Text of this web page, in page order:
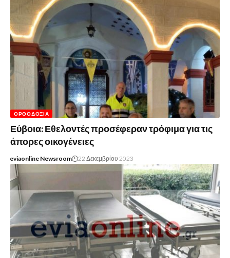
ΟΡΘΟΔΟΞΊΑ
Εύβοια: Εθελοντές προσέφεραν τρόφιμα για τις
άπορες οικογένειες
eviaonline Newsroom 22 Δεκεμβρίου 2023